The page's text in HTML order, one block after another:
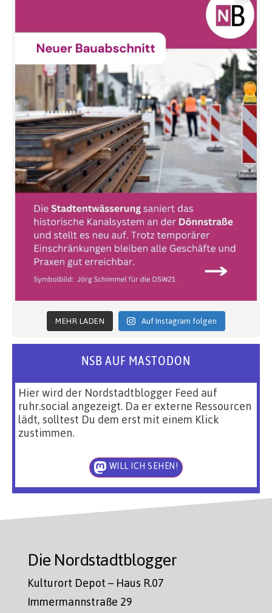
MEHR LADEN Auf Instagram folgen
NSB AUF MASTODON
Hier wird der Nordstadtblogger Feed auf
ruhr.social angezeigt. Da er externe Ressourcen
lädt, solltest Du dem erst mit einem Klick
zustimmen.
WILL ICH SEHEN!
Die Nordstadtblogger
Kulturort Depot – Haus R.07
Immermannstraße 29